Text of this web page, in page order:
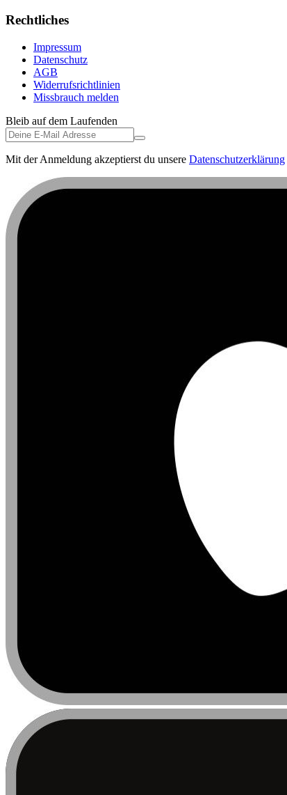
Rechtliches
Impressum
Datenschutz
AGB
Widerrufsrichtlinien
Missbrauch melden
Bleib auf dem Laufenden
Mit der Anmeldung akzeptierst du unsere Datenschutzerklärung